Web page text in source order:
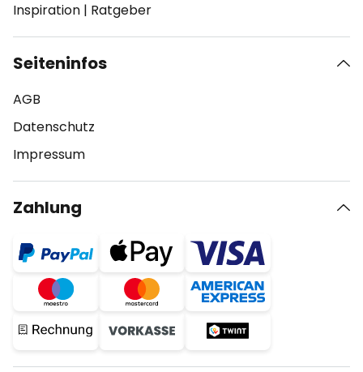
Inspiration | Ratgeber
Seiteninfos
AGB
Datenschutz
Impressum
Zahlung